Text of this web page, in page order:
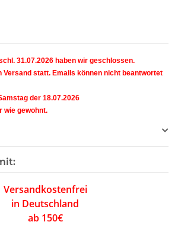
31.07.2026 haben wir geschlossen.
Versand statt. Emails können nicht beantwortet
der 18.07.2026
wie gewohnt.
Versandkostenfrei
in Deutschland
ab 150€